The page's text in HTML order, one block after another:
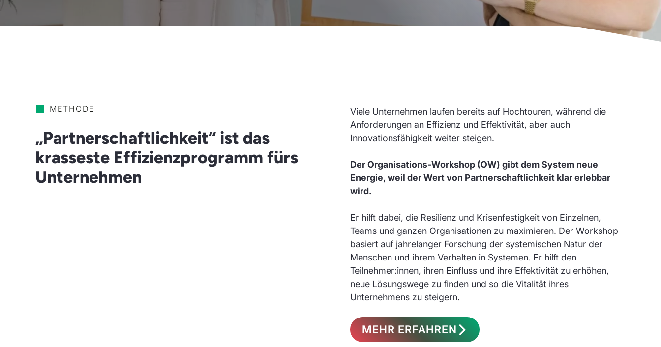
METHODE
„Partnerschaftlichkeit“ ist das
krasseste Effizienzprogramm fürs
Unternehmen
Viele Unternehmen laufen bereits auf Hochtouren, während die
Anforderungen an Effizienz und Effektivität, aber auch
Innovationsfähigkeit weiter steigen.
Der Organisations-Workshop (OW) gibt dem System neue
Energie, weil der Wert von Partnerschaftlichkeit klar erlebbar
wird.
Er hilft dabei, die Resilienz und Krisenfestigkeit von Einzelnen,
Teams und ganzen Organisationen zu maximieren. Der Workshop
basiert auf jahrelanger Forschung der systemischen Natur der
Menschen und ihrem Verhalten in Systemen. Er hilft den
Teilnehmer:innen, ihren Einfluss und ihre Effektivität zu erhöhen,
neue Lösungswege zu finden und so die Vitalität ihres
Unternehmens zu steigern.
MEHR ERFAHREN